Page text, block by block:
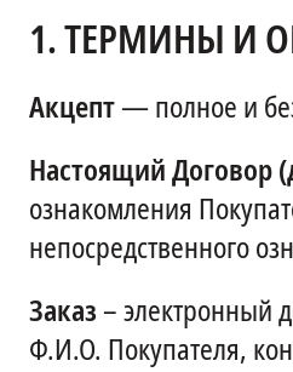
1.ТЕРМИНЫ И
Акцепт— полное и
Настоящий Договор
ознакомления
непосредственного
Заказ– электронный
Ф.И.О. Покупателя,